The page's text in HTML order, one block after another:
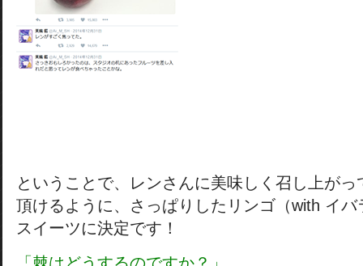
ということで、レンさんに美味しく召し上がっ
頂けるように、さっぱりしたリンゴ（with イバ
スイーツに決定です！